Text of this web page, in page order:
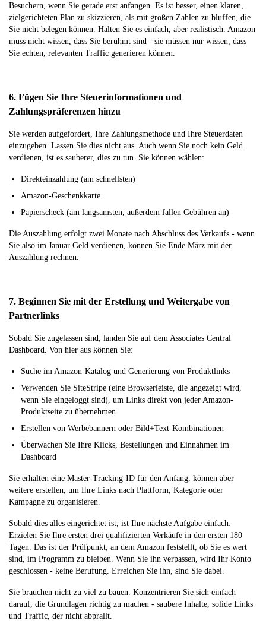
Besuchern, wenn Sie gerade erst anfangen. Es ist besser, einen klaren,
zielgerichteten Plan zu skizzieren, als mit großen Zahlen zu bluffen, die
Sie nicht belegen können. Halten Sie es einfach, aber realistisch. Amazon
muss nicht wissen, dass Sie berühmt sind - sie müssen nur wissen, dass
Sie echten, relevanten Traffic generieren können.
6. Fügen Sie Ihre Steuerinformationen und
Zahlungspräferenzen hinzu
Sie werden aufgefordert, Ihre Zahlungsmethode und Ihre Steuerdaten
einzugeben. Lassen Sie dies nicht aus. Auch wenn Sie noch kein Geld
verdienen, ist es sauberer, dies zu tun. Sie können wählen:
Direkteinzahlung (am schnellsten)
Amazon-Geschenkkarte
Papierscheck (am langsamsten, außerdem fallen Gebühren an)
Die Auszahlung erfolgt zwei Monate nach Abschluss des Verkaufs - wenn
Sie also im Januar Geld verdienen, können Sie Ende März mit der
Auszahlung rechnen.
7. Beginnen Sie mit der Erstellung und Weitergabe von
Partnerlinks
Sobald Sie zugelassen sind, landen Sie auf dem Associates Central
Dashboard. Von hier aus können Sie:
Suche im Amazon-Katalog und Generierung von Produktlinks
Verwenden Sie SiteStripe (eine Browserleiste, die angezeigt wird,
wenn Sie eingeloggt sind), um Links direkt von jeder Amazon-
Produktseite zu übernehmen
Erstellen von Werbebannern oder Bild+Text-Kombinationen
Überwachen Sie Ihre Klicks, Bestellungen und Einnahmen im
Dashboard
Sie erhalten eine Master-Tracking-ID für den Anfang, können aber
weitere erstellen, um Ihre Links nach Plattform, Kategorie oder
Kampagne zu organisieren.
Sobald dies alles eingerichtet ist, ist Ihre nächste Aufgabe einfach:
Erzielen Sie Ihre ersten drei qualifizierten Verkäufe in den ersten 180
Tagen. Das ist der Prüfpunkt, an dem Amazon feststellt, ob Sie es wert
sind, im Programm zu bleiben. Wenn Sie ihn verpassen, wird Ihr Konto
geschlossen - keine Berufung. Erreichen Sie ihn, sind Sie dabei.
Sie brauchen nicht zu viel zu bauen. Konzentrieren Sie sich einfach
darauf, die Grundlagen richtig zu machen - saubere Inhalte, solide Links
und Traffic, der nicht abprallt.